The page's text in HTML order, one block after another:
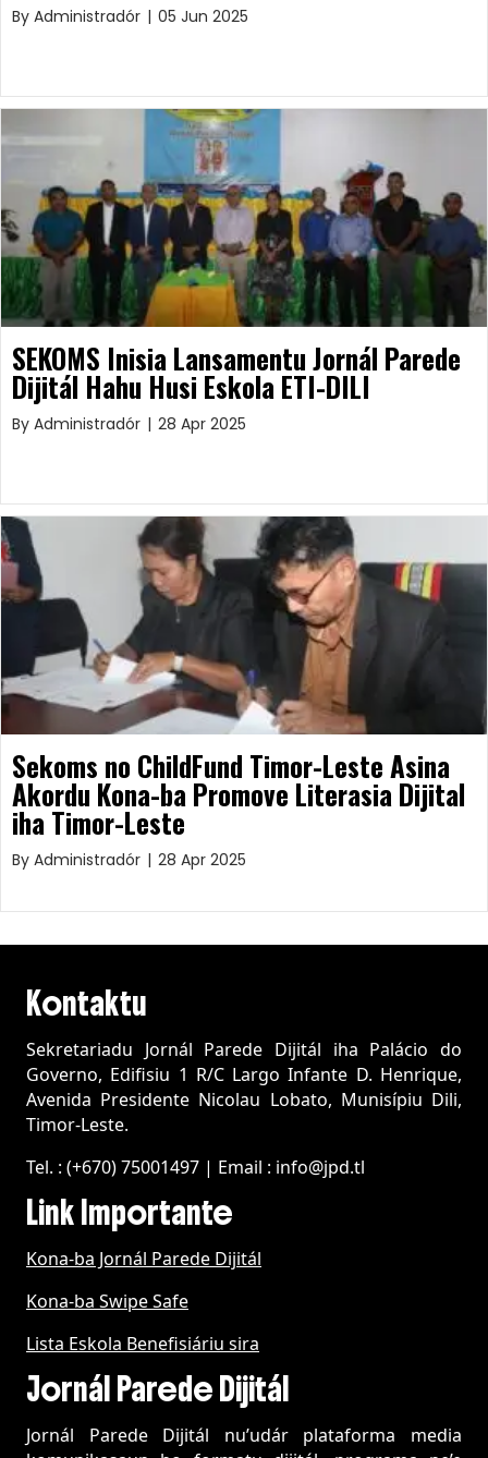
By Administradór | 05 Jun 2025
SEKOMS Inisia Lansamentu Jornál Parede
Dijitál Hahu Husi Eskola ETI-DILI
By Administradór | 28 Apr 2025
Sekoms no ChildFund Timor-Leste Asina
Akordu Kona-ba Promove Literasia Dijital
iha Timor-Leste
By Administradór | 28 Apr 2025
Kontaktu
Sekretariadu Jornál Parede Dijitál iha Palácio do
Governo, Edifisiu 1 R/C Largo Infante D. Henrique,
Avenida Presidente Nicolau Lobato, Munisípiu Dili,
Timor-Leste.
Tel. : (+670) 75001497 | Email : info@jpd.tl
Link Importante
Kona-ba Jornál Parede Dijitál
Kona-ba Swipe Safe
Lista Eskola Benefisiáriu sira
Jornál Parede Dijitál
Jornál Parede Dijitál nu’udár plataforma media